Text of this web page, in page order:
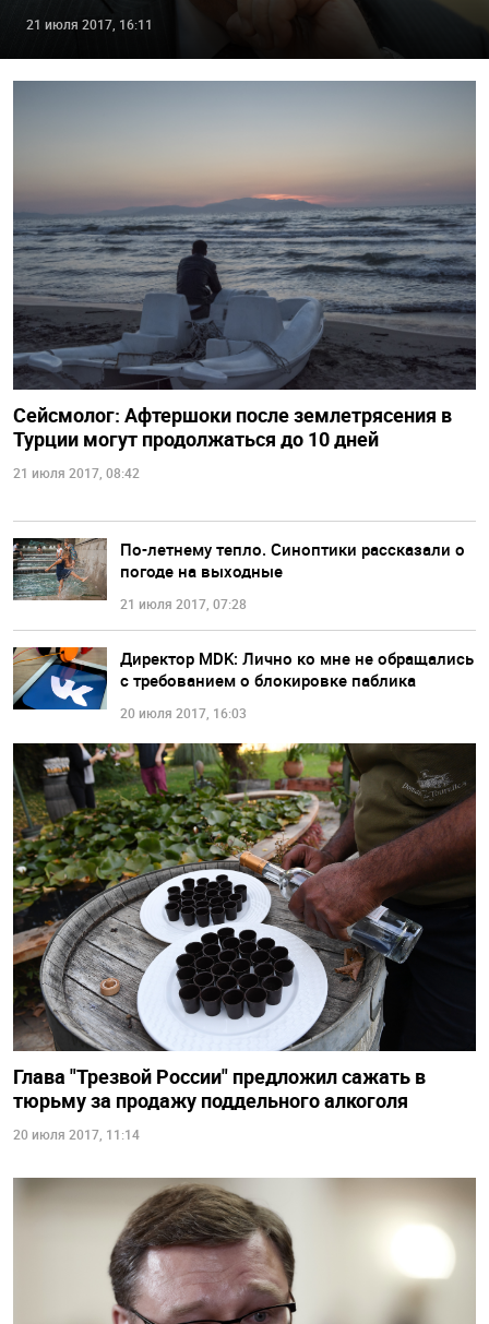
21 июля 2017, 16:11
Сейсмолог: Афтершоки после землетрясения в
Турции могут продолжаться до 10 дней
21 июля 2017, 08:42
По-летнему тепло. Синоптики рассказали о
погоде на выходные
21 июля 2017, 07:28
Директор MDK: Лично ко мне не обращались
с требованием о блокировке паблика
20 июля 2017, 16:03
Глава "Трезвой России" предложил сажать в
тюрьму за продажу поддельного алкоголя
20 июля 2017, 11:14